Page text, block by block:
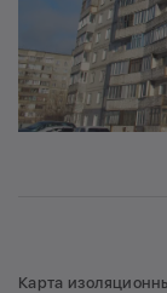
Карта